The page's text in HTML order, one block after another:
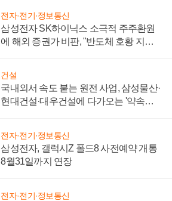
전자·전기·정보통신
삼성전자 SK하이닉스 소극적 주주환원
에 해외 증권가 비판, "반도체 호황 지속
건설
국내외서 속도 붙는 원전 사업, 삼성물산·
현대건설·대우건설에 다가오는 '약속의
전자·전기·정보통신
삼성전자, 갤럭시Z 폴드8 사전예약 개통
8월31일까지 연장
전자·전기·정보통신